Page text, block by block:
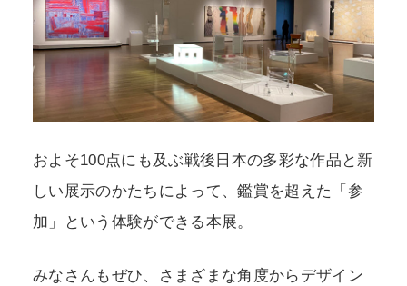
およそ100点にも及ぶ戦後日本の多彩な作品と新
しい展示のかたちによって、鑑賞を超えた「参
加」という体験ができる本展。
みなさんもぜひ、さまざまな角度からデザイン